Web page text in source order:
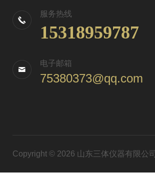
服务热线
15318959787
电子邮箱
75380373@qq.com
Copyright © 2026 山东三体仪器有限公